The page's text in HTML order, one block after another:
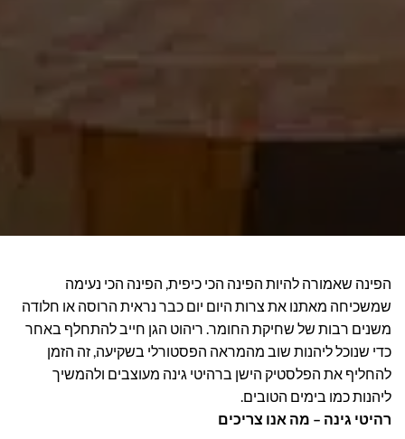
הפינה שאמורה להיות הפינה הכי כיפית, הפינה הכי נעימה
שמשכיחה מאתנו את צרות היום יום כבר נראית הרוסה או חלודה
משנים רבות של שחיקת החומר. ריהוט הגן חייב להתחלף באחר
כדי שנוכל ליהנות שוב מהמראה הפסטורלי בשקיעה, זה הזמן
להחליף את הפלסטיק הישן ברהיטי גינה מעוצבים ולהמשיך
ליהנות כמו בימים הטובים.
רהיטי גינה – מה אנו צריכים